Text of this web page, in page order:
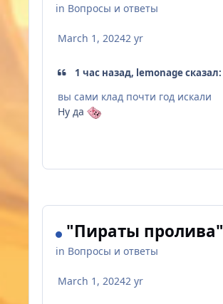
in Вопросы и ответы
March 1, 20242 yr
1 час назад, lemonage сказал:
вы сами клад почти год искали
Ну да
"Пираты пролива"
in Вопросы и ответы
March 1, 20242 yr